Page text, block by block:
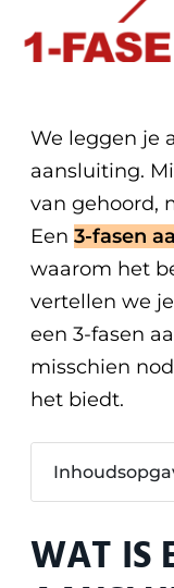
We leggen je
aansluiting.
van gehoord,
Een 3-fasen
waarom het
vertellen we
een 3-fasen
misschien
het biedt.
WAT IS